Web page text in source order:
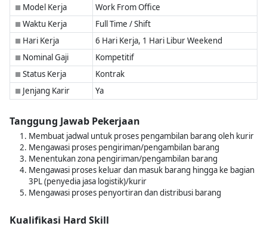
■ Model Kerja Work From Office
■ Waktu Kerja Full Time / Shift
■ Hari Kerja 6 Hari Kerja, 1 Hari Libur Weekend
■ Nominal Gaji Kompetitif
■ Status Kerja Kontrak
■ Jenjang Karir Ya
Tanggung Jawab Pekerjaan
Membuat jadwal untuk proses pengambilan barang oleh kurir
Mengawasi proses pengiriman/pengambilan barang
Menentukan zona pengiriman/pengambilan barang
Mengawasi proses keluar dan masuk barang hingga ke bagian
3PL (penyedia jasa logistik)/kurir
Mengawasi proses penyortiran dan distribusi barang
Kualifikasi Hard Skill